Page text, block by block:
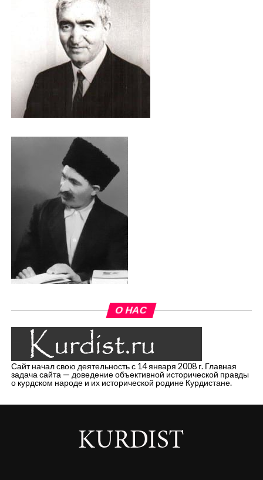
О НАС
Сайт начал свою деятельность с 14 января 2008 г. Главная
задача сайта — доведение объективной исторической правды
о курдском народе и их исторической родине Курдистане.